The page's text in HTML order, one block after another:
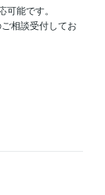
能です。
相談受付してお